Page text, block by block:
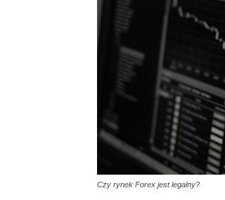
Czy rynek Forex jest legalny?